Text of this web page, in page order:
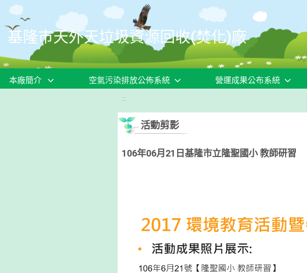
移至網頁之主要內容區位置
基隆市天外天垃圾資源回收(焚化)廠
本廠簡介 空氣污染排放公佈系統 營運成果公布系統
:::
活動剪影
106年06月21日基隆市立隆聖國小 教師研習